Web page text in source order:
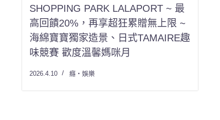
SHOPPING PARK LALAPORT ~ 最
高回饋20%，再享超狂累贈無上限 ~
海綿寶寶獨家造景、日式TAMAIRE趣
味競賽 歡度溫馨媽咪月
2026.4.10 癮・娛樂